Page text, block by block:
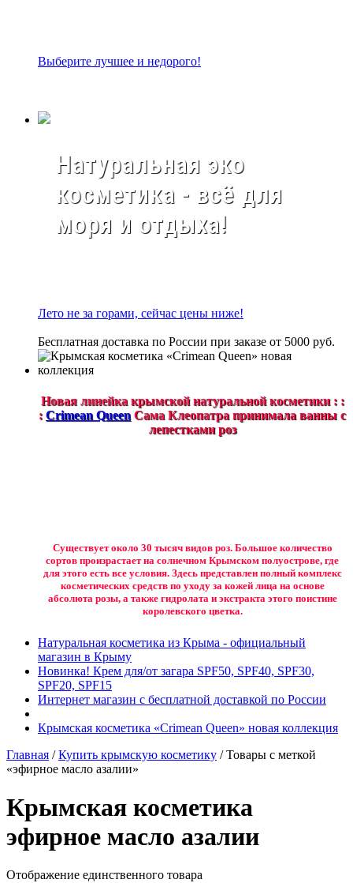
Выберите лучшее и недорого!
Натуральная эко
косметика - всё для
моря и отдыха!
Лето не за горами, сейчас цены ниже!
Бесплатная доставка по России при заказе от 5000 руб.
Новая линейка крымской натуральной косметики : :
: Crimean Queen Сама Клеопатра принимала ванны с
лепестками роз
Существует около 30 тысяч видов роз. Большое количество
сортов произрастает на солнечном Крымском полуострове, где
для этого есть все условия. Здесь представлен полный комплекс
косметических средств по уходу за кожей лица на основе
абсолюта розы, а также гидролата и экстракта этого поистине
королевского цветка.
Натуральная косметика из Крыма - официальный
магазин в Крыму
Новинка! Крем для/от загара SPF50, SPF40, SPF30,
SPF20, SPF15
Интернет магазин с бесплатной доставкой по России
Крымская косметика «Crimean Queen» новая коллекция
Главная /Купить крымскую косметику / Товары с меткой
«эфирное масло азалии»
Крымская косметика
эфирное масло азалии
Отображение единственного товара